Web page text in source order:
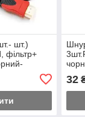
шт.)
фільтр+
32